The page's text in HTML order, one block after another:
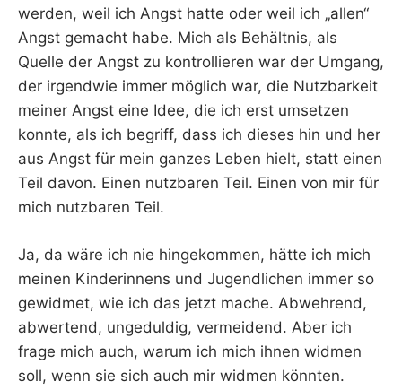
werden, weil ich Angst hatte oder weil ich „allen“
Angst gemacht habe. Mich als Behältnis, als
Quelle der Angst zu kontrollieren war der Umgang,
der irgendwie immer möglich war, die Nutzbarkeit
meiner Angst eine Idee, die ich erst umsetzen
konnte, als ich begriff, dass ich dieses hin und her
aus Angst für mein ganzes Leben hielt, statt einen
Teil davon. Einen nutzbaren Teil. Einen von mir für
mich nutzbaren Teil.
Ja, da wäre ich nie hingekommen, hätte ich mich
meinen Kinderinnens und Jugendlichen immer so
gewidmet, wie ich das jetzt mache. Abwehrend,
abwertend, ungeduldig, vermeidend. Aber ich
frage mich auch, warum ich mich ihnen widmen
soll, wenn sie sich auch mir widmen könnten.